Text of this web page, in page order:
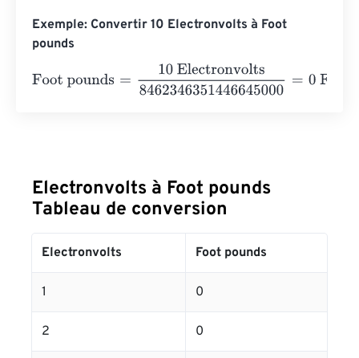
Exemple: Convertir 10 Electronvolts à Foot
pounds
Foot pounds = 10 Electronvolts8462346351446645000
Electronvolts à Foot pounds
Tableau de conversion
Electronvolts Foot pounds
1 0
2 0